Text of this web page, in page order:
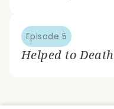
Episode 5
Helped to Death